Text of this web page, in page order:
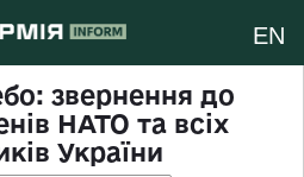
EN
звернення до
НАТО та всіх
України